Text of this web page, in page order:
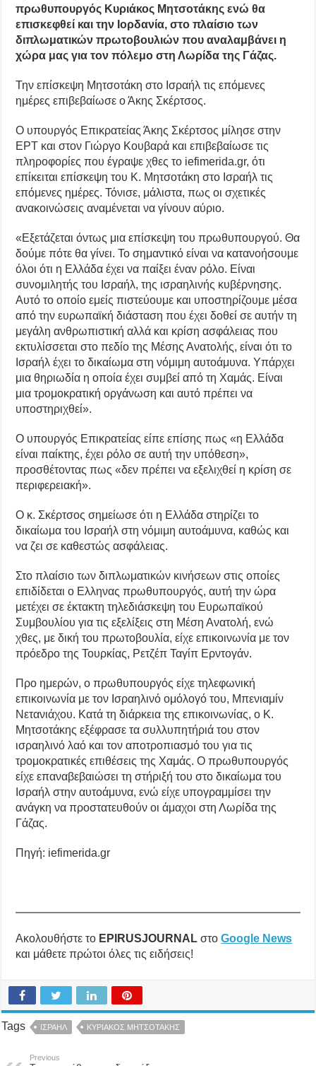
πρωθυπουργός Κυριάκος Μητσοτάκης ενώ θα
επισκεφθεί και την Ιορδανία, στο πλαίσιο των
διπλωματικών πρωτοβουλιών που αναλαμβάνει η
χώρα μας για τον πόλεμο στη Λωρίδα της Γάζας.
Την επίσκεψη Μητσοτάκη στο Ισραήλ τις επόμενες
ημέρες επιβεβαίωσε ο Άκης Σκέρτσος.
Ο υπουργός Επικρατείας Άκης Σκέρτσος μίλησε στην
ΕΡΤ και στον Γιώργο Κουβαρά και επιβεβαίωσε τις
πληροφορίες που έγραψε χθες το iefimerida.gr, ότι
επίκειται επίσκεψη του Κ. Μητσοτάκη στο Ισραήλ τις
επόμενες ημέρες. Τόνισε, μάλιστα, πως οι σχετικές
ανακοινώσεις αναμένεται να γίνουν αύριο.
«Εξετάζεται όντως μια επίσκεψη του πρωθυπουργού. Θα
δούμε πότε θα γίνει. Το σημαντικό είναι να κατανοήσουμε
όλοι ότι η Ελλάδα έχει να παίξει έναν ρόλο. Είναι
συνομιλητής του Ισραήλ, της ισραηλινής κυβέρνησης.
Αυτό το οποίο εμείς πιστεύουμε και υποστηρίζουμε μέσα
από την ευρωπαϊκή διάσταση που έχει δοθεί σε αυτήν τη
μεγάλη ανθρωπιστική αλλά και κρίση ασφάλειας που
εκτυλίσσεται στο πεδίο της Μέσης Ανατολής, είναι ότι το
Ισραήλ έχει το δικαίωμα στη νόμιμη αυτοάμυνα. Υπάρχει
μια θηριωδία η οποία έχει συμβεί από τη Χαμάς. Είναι
μια τρομοκρατική οργάνωση και αυτό πρέπει να
υποστηριχθεί».
Ο υπουργός Επικρατείας είπε επίσης πως «η Ελλάδα
είναι παίκτης, έχει ρόλο σε αυτή την υπόθεση»,
προσθέτοντας πως «δεν πρέπει να εξελιχθεί η κρίση σε
περιφερειακή».
Ο κ. Σκέρτσος σημείωσε ότι η Ελλάδα στηρίζει το
δικαίωμα του Ισραήλ στη νόμιμη αυτοάμυνα, καθώς και
να ζει σε καθεστώς ασφάλειας.
Στο πλαίσιο των διπλωματικών κινήσεων στις οποίες
επιδίδεται ο Ελληνας πρωθυπουργός, αυτή την ώρα
μετέχει σε έκτακτη τηλεδιάσκεψη του Ευρωπαϊκού
Συμβουλίου για τις εξελίξεις στη Μέση Ανατολή, ενώ
χθες, με δική του πρωτοβουλία, είχε επικοινωνία με τον
πρόεδρο της Τουρκίας, Ρετζέπ Ταγίπ Ερντογάν.
Προ ημερών, ο πρωθυπουργός είχε τηλεφωνική
επικοινωνία με τον Ισραηλινό ομόλογό του, Μπενιαμίν
Νετανιάχου. Κατά τη διάρκεια της επικοινωνίας, ο Κ.
Μητσοτάκης εξέφρασε τα συλλυπητήριά του στον
ισραηλινό λαό και τον αποτροπιασμό του για τις
τρομοκρατικές επιθέσεις της Χαμάς. Ο πρωθυπουργός
είχε επαναβεβαιώσει τη στήριξή του στο δικαίωμα του
Ισραήλ στην αυτοάμυνα, ενώ είχε υπογραμμίσει την
ανάγκη να προστατευθούν οι άμαχοι στη Λωρίδα της
Γάζας.
Πηγή: iefimerida.gr
Ακολουθήστε το EPIRUSJOURNAL στοGoogle News
και μάθετε πρώτοι όλες τις ειδήσεις!
Tags ΙΣΡΑΗΛ ΚΥΡΙΑΚΟΣ ΜΗΤΣΟΤΑΚΗΣ
Previous